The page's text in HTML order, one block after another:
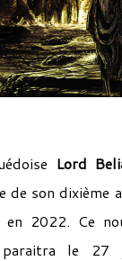
Lord
de son dixième
en 2022. Ce
le 27